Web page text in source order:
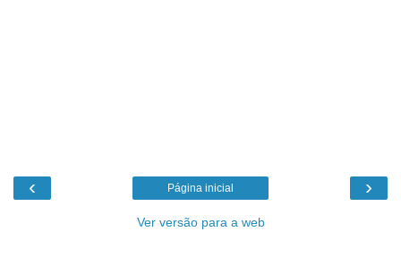
‹ ›
Página inicial
Ver versão para a web